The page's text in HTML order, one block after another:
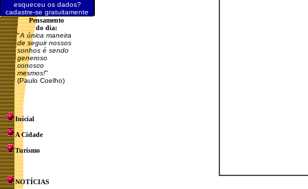
esqueceu os dados?
cadastre-se gratuitamente
Pensamento
do dia:
"A única maneira
de seguir nossos
sonhos é sendo
generoso
conosco
mesmos!"
(Paulo Coelho)
Inicial
A Cidade
Turismo
NOTÍCIAS